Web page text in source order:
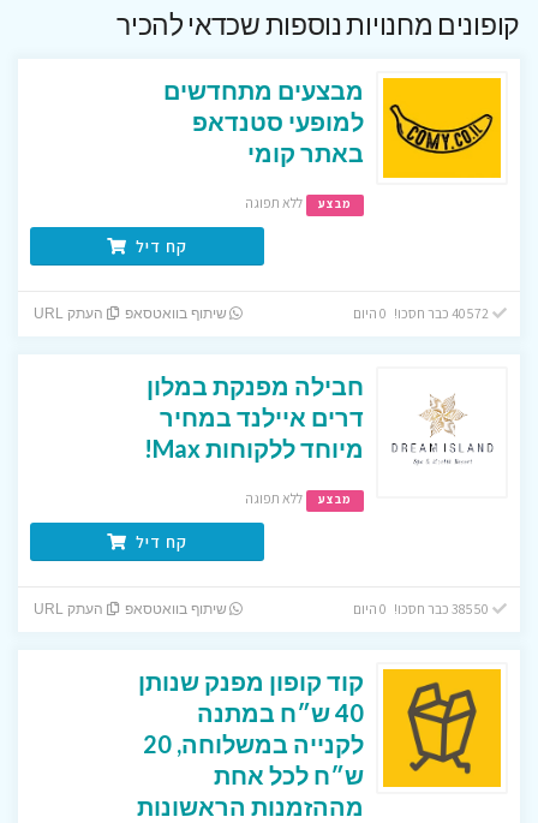
קופונים מחנויות נוספות שכדאי להכיר
מבצעים מתחדשים
למופעי סטנדאפ
באתר קומי
מבצע ללא תפוגה
קח דיל
שיתוף בוואטסאפ העתק URL
חבילה מפנקת במלון
דרים איילנד במחיר
מיוחד ללקוחות Max!
מבצע ללא תפוגה
קח דיל
שיתוף בוואטסאפ העתק URL
קוד קופון מפנק שנותן
40 ש״ח במתנה
לקנייה במשלוחה, 20
ש״ח לכל אחת
מההזמנות הראשונות